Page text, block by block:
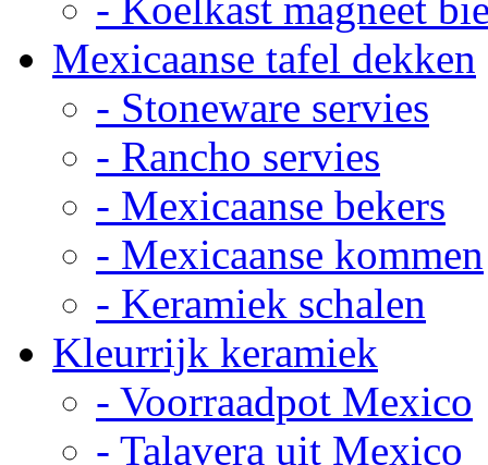
Mexicaanse tafel dekken
- Stoneware servies
- Rancho servies
- Mexicaanse bekers
- Mexicaanse kommen
- Keramiek schalen
Kleurrijk keramiek
- Voorraadpot Mexico
- Talavera uit Mexico